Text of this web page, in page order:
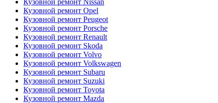
Кузовной ремонт Opel
Кузовной ремонт Peugeot
Кузовной ремонт Porsche
Кузовной ремонт Renault
Кузовной ремонт Skoda
Кузовной ремонт Volvo
Кузовной ремонт Volkswagen
Кузовной ремонт Subaru
Кузовной ремонт Suzuki
Кузовной ремонт Toyota
Кузовной ремонт Mazda